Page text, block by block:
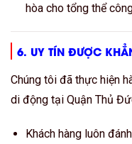
hòa cho tổng thể
6. UY TÍN ĐƯỢC
Chúng tôi đã thực hiện
di động tại Quận Thủ
Khách hàng luôn